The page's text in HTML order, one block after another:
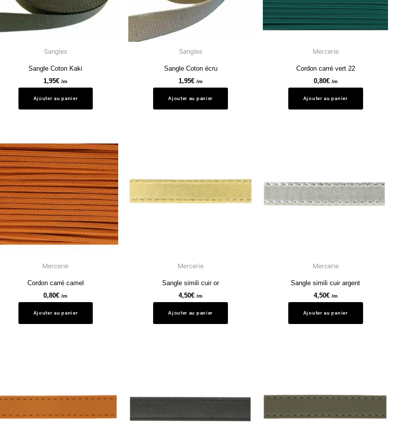
Sangles
Sangle Coton Kaki
1,95€ /m
Ajouter au panier
Sangles
Sangle Coton écru
1,95€ /m
Ajouter au panier
Mercerie
Cordon carré vert 22
0,80€ /m
Ajouter au panier
Mercerie
Cordon carré camel
0,80€ /m
Ajouter au panier
Mercerie
Sangle simili cuir or
4,50€ /m
Ajouter au panier
Mercerie
Sangle simili cuir argent
4,50€ /m
Ajouter au panier